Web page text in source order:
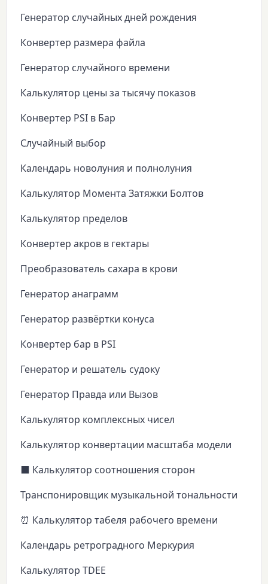
Генератор случайных дней рождения
Конвертер размера файла
Генератор случайного времени
Калькулятор цены за тысячу показов
Конвертер PSI в Бар
Случайный выбор
Календарь новолуния и полнолуния
Калькулятор Момента Затяжки Болтов
Калькулятор пределов
Конвертер акров в гектары
Преобразователь сахара в крови
Генератор анаграмм
Генератор развёртки конуса
Конвертер бар в PSI
Генератор и решатель судоку
Генератор Правда или Вызов
Калькулятор комплексных чисел
Калькулятор конвертации масштаба модели
⬛ Калькулятор соотношения сторон
Транспонировщик музыкальной тональности
⏰ Калькулятор табеля рабочего времени
Календарь ретроградного Меркурия
Калькулятор TDEE